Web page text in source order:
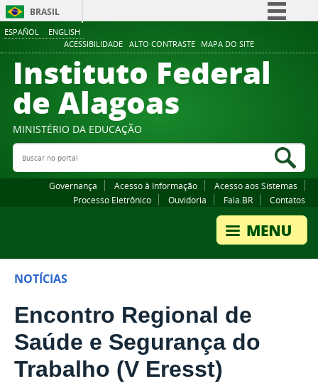
ESPAÑOL ENGLISH
ACESSIBILIDADE ALTO CONTRASTE MAPA DO SITE
BRASIL
Comunica BR
Participe
Canais
Instituto Federal
de Alagoas
MINISTÉRIO DA EDUCAÇÃO
Buscar no portal
Governança Acesso à Informação
Acesso aos Sistemas
Processo Eletrônico
Ouvidoria Fala.BR Contatos
NOTÍCIAS
Encontro Regional de
Saúde e Segurança do
Trabalho (V Eresst)